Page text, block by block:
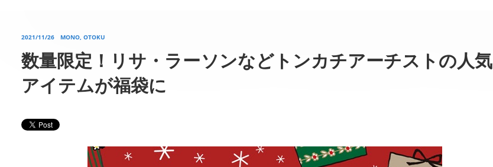
2021/11/26 MONO, OTOKU
数量限定！リサ・ラーソンなどトンカチアーチストの人気
アイテムが福袋に